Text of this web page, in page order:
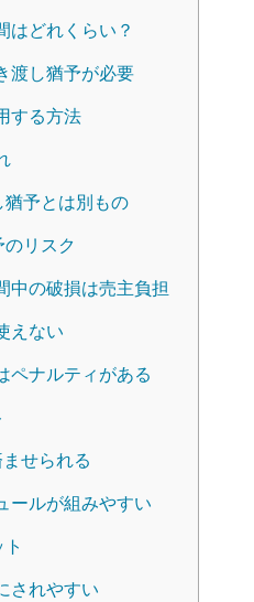
どれくらい？
渡し猶予が必要
する方法
予とは別もの
リスク
中の破損は売主負担
えない
ペナルティがある
せられる
ールが組みやすい
されやすい